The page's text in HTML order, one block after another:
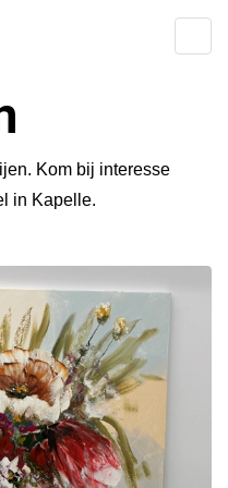
Kom bij interesse
in Kapelle.